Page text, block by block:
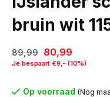
bruin wit
89,99 80,99
Je bespaart €9,- (10%)
Op voorraad (Nog